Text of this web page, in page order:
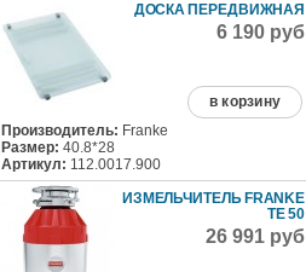
ДОСКА ПЕРЕДВИЖНАЯ
6 190 руб
в корзину
Производитель: Franke
Размер: 40.8*28
Артикул: 112.0017.900
ИЗМЕЛЬЧИТЕЛЬ FRANKE
TE 50
26 991 руб